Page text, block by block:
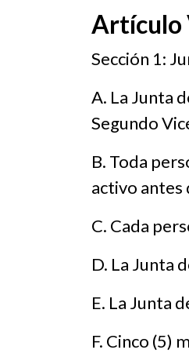
Artículo
Sección 1:
A. La Junta
Segundo
B. Toda
activo antes
C. Cada
D. La Junta
E. La Junta
F. Cinco (5)